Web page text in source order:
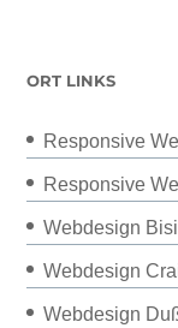
ORT LINKS
Responsive
Responsive
Webdesign
Webdesign
Webdesign